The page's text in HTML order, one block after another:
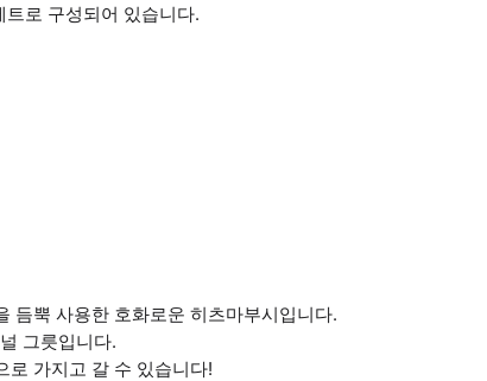
로 구성되어 있습니다.
듬뿍 사용한 호화로운 히츠마부시입니다.
그릇입니다.
로 가지고 갈 수 있습니다!